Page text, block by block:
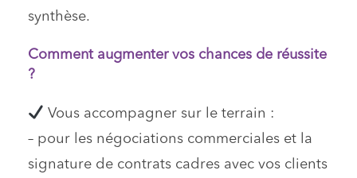
synthèse.
Comment augmenter vos chances de réussite
?
Vous accompagner sur le terrain :
– pour les négociations commerciales et la
signature de contrats cadres avec vos clients